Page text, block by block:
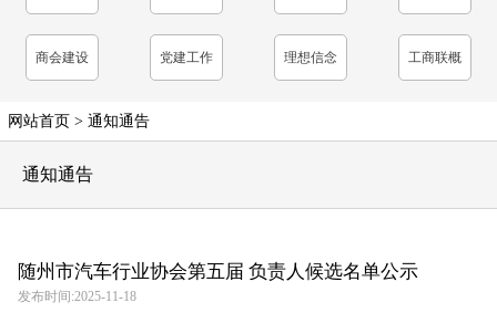
商会建设 党建工作 理想信念 工商联概
网站首页 > 通知通告
通知通告
随州市汽车行业协会第五届 负责人候选名单公示
发布时间:2025-11-18